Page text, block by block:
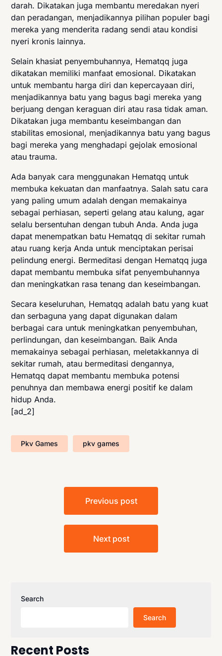
darah. Dikatakan juga membantu meredakan nyeri
dan peradangan, menjadikannya pilihan populer bagi
mereka yang menderita radang sendi atau kondisi
nyeri kronis lainnya.
Selain khasiat penyembuhannya, Hematqq juga
dikatakan memiliki manfaat emosional. Dikatakan
untuk membantu harga diri dan kepercayaan diri,
menjadikannya batu yang bagus bagi mereka yang
berjuang dengan keraguan diri atau rasa tidak aman.
Dikatakan juga membantu keseimbangan dan
stabilitas emosional, menjadikannya batu yang bagus
bagi mereka yang menghadapi gejolak emosional
atau trauma.
Ada banyak cara menggunakan Hematqq untuk
membuka kekuatan dan manfaatnya. Salah satu cara
yang paling umum adalah dengan memakainya
sebagai perhiasan, seperti gelang atau kalung, agar
selalu bersentuhan dengan tubuh Anda. Anda juga
dapat menempatkan batu Hematqq di sekitar rumah
atau ruang kerja Anda untuk menciptakan perisai
pelindung energi. Bermeditasi dengan Hematqq juga
dapat membantu membuka sifat penyembuhannya
dan meningkatkan rasa tenang dan keseimbangan.
Secara keseluruhan, Hematqq adalah batu yang kuat
dan serbaguna yang dapat digunakan dalam
berbagai cara untuk meningkatkan penyembuhan,
perlindungan, dan keseimbangan. Baik Anda
memakainya sebagai perhiasan, meletakkannya di
sekitar rumah, atau bermeditasi dengannya,
Hematqq dapat membantu membuka potensi
penuhnya dan membawa energi positif ke dalam
hidup Anda.
[ad_2]
Pkv Games pkv games
Previous post
Next post
Search
Search
Recent Posts